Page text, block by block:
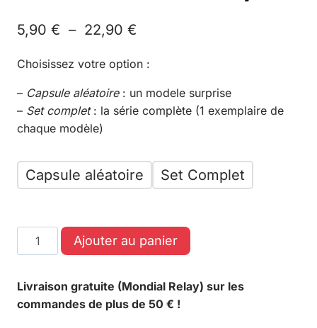
5,90 € – 22,90 €
Choisissez votre option :
– Capsule aléatoire: un modele surprise
– Set complet: la série complète (1 exemplaire de
chaque modèle)
Capsule aléatoire Set Complet
Ajouter au panier
Livraison gratuite (Mondial Relay) sur les
commandes de plus de 50 € !